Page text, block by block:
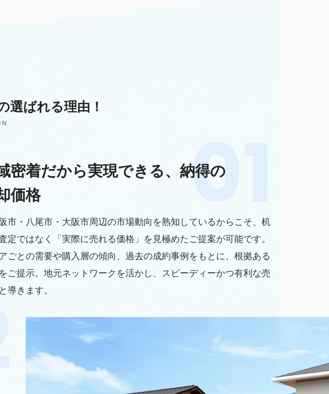
選ばれる理由！
密着だから実現できる、納得の
価格
市・八尾市・大阪市周辺の市場動向を熟知しているからこそ、机
査定ではなく「実際に売れる価格」を見極めたご提案が可能です。
ごとの需要や購入層の傾向、過去の成約事例をもとに、根拠ある
ご提示。地元ネットワークを活かし、スピーディーかつ有利な売
導きます。